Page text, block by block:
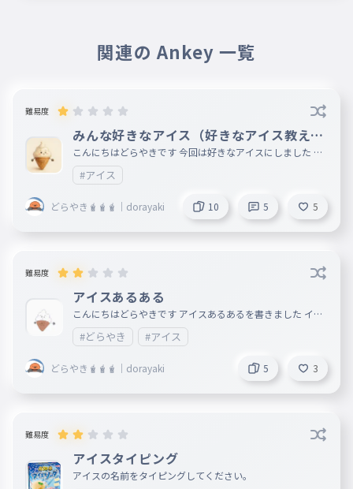
関連の Ankey 一覧
難易度
みんな好きなアイス（好きなアイス教えて
くれたら載せます！）
こんにちはどらやきです 今回は好きなアイスにしました も
しよかったらコメントで〇〇が好きってコメントしてね！
□イラスト ai □前回のankey https://ankey.io/wordbook
#アイス
どらやき🧋🧋🧋｜dorayaki 10 5 5
難易度
アイスあるある
こんにちはどらやきです アイスあるあるを書きました イラ
スト どらやき🧋🧋🧋｜dorayaki
#どらやき #アイス
どらやき🧋🧋🧋｜dorayaki 5 3
難易度
アイスタイピング
アイスの名前をタイピングしてください。